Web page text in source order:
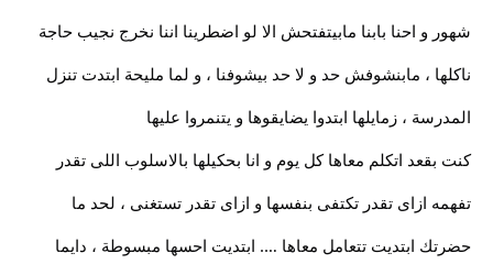
شهور و احنا بابنا مابيتفتحش الا لو اضطرينا اننا نخرج نجيب حاجة
ناكلها ، مابنشوفش حد و لا حد بيشوفنا ، و لما مليحة ابتدت تنزل
المدرسة ، زمايلها ابتدوا يضايقوها و يتنمروا عليها
كنت بقعد اتكلم معاها كل يوم و انا بحكيلها بالاسلوب اللى تقدر
تفهمه ازاى تقدر تكتفى بنفسها و ازاى تقدر تستغنى ، لحد ما
حضرتك ابتديت تتعامل معاها …. ابتديت احسها مبسوطة ، دايما